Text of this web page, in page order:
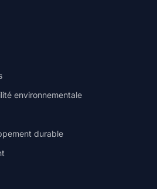
environnementale
durable